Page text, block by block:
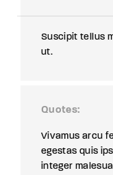
Suscipit tellus
ut.
Quotes
Vivamus arcu
egestas quis
integer